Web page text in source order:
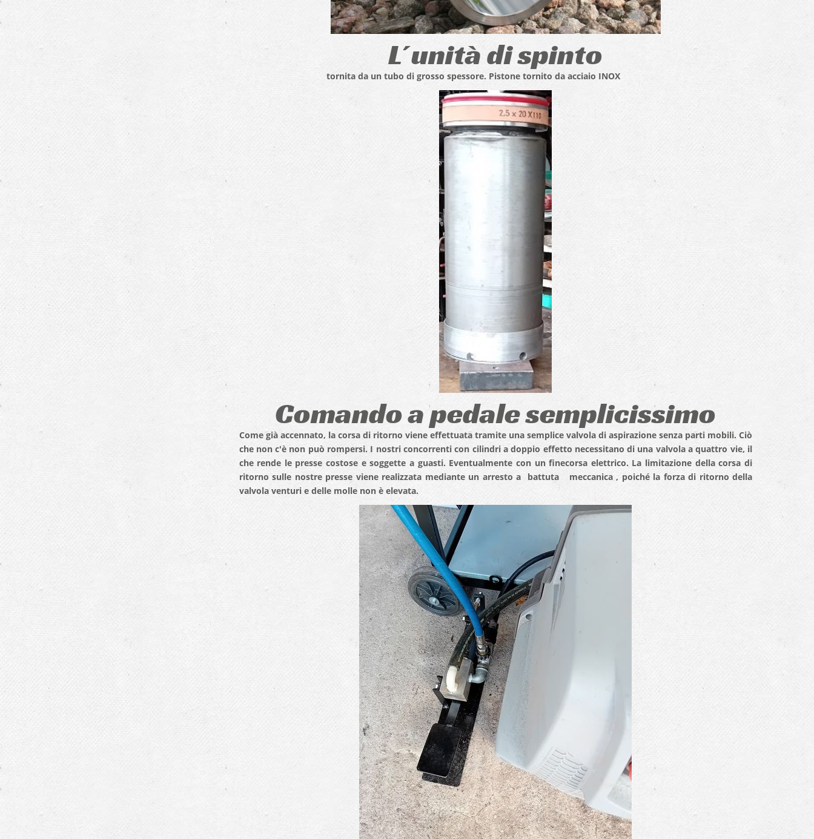
L´unità di spinto
tornita da un tubo di grosso spessore. Pistone tornito da acciaio INOX
Comando a pedale semplicissimo
Come già accennato, la corsa di ritorno viene effettuata tramite una semplice valvola di aspirazione senza parti mobili. Ciò
che non c'è non può rompersi. I nostri concorrenti con cilindri a doppio effetto necessitano di una valvola a quattro vie, il
che rende le presse costose e soggette a guasti. Eventualmente con un finecorsa elettrico. La limitazione della corsa di
ritorno sulle nostre presse viene realizzata mediante un arresto a battuta meccanica , poiché la forza di ritorno della
valvola venturi e delle molle non è elevata.